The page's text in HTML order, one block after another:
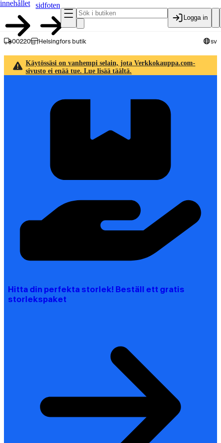
innehållet
sidfoten
Logga in
00220 Helsingfors butik sv
Käytössäsi on vanhempi selain, jota Verkkokauppa.com-
sivusto ei enää tue. Lue lisää täältä.
Hitta din perfekta storlek! Beställ ett gratis
storlekspaket